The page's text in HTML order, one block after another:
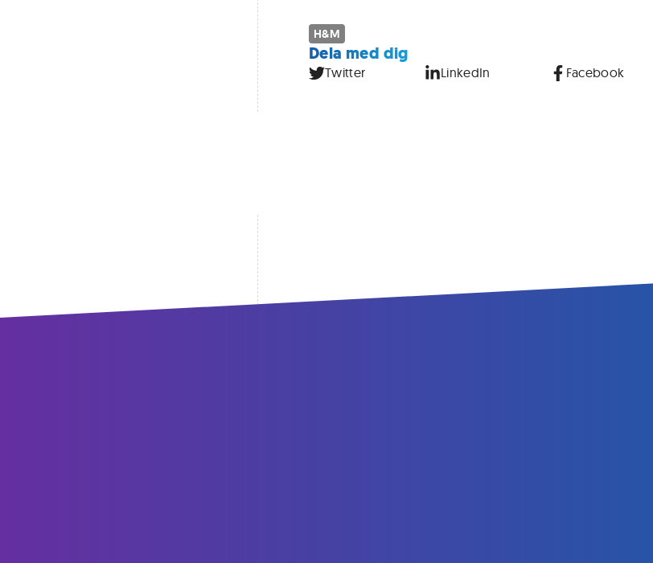
H&M
Dela med dig
Twitter LinkedIn Facebook